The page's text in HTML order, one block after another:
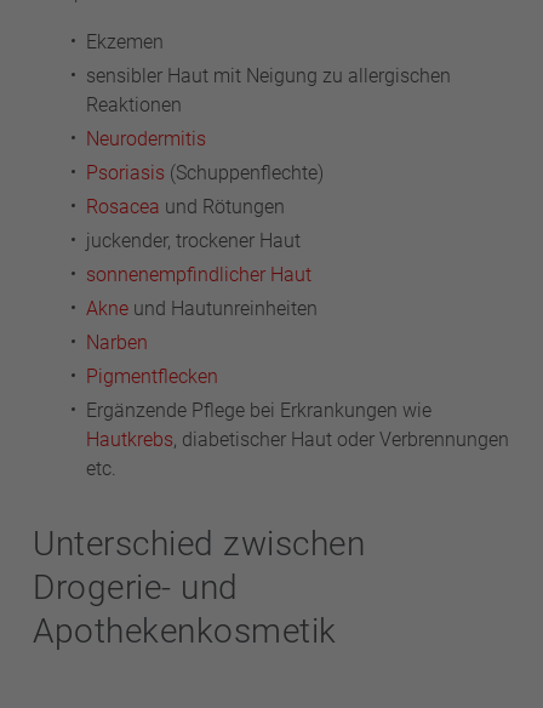
Ekzemen
sensibler Haut mit Neigung zu allergischen
Reaktionen
Neurodermitis
Psoriasis (Schuppenflechte)
Rosacea und Rötungen
juckender, trockener Haut
sonnenempfindlicher Haut
Akne und Hautunreinheiten
Narben
Pigmentflecken
Ergänzende Pflege bei Erkrankungen wie
Hautkrebs, diabetischer Haut oder Verbrennungen
etc.
Unterschied zwischen
Drogerie- und
Apothekenkosmetik